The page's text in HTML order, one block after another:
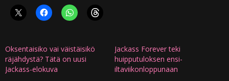
Oksentaisiko vai väistäisikö
räjähdystä? Tätä on uusi
Jackass-elokuva
Jackass Forever teki
huipputuloksen ensi-
iltaviikonloppunaan